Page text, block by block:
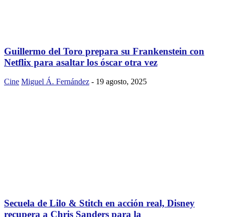
Guillermo del Toro prepara su Frankenstein con
Netflix para asaltar los óscar otra vez
Cine Miguel Á. Fernández - 19 agosto, 2025
Secuela de Lilo & Stitch en acción real, Disney
recupera a Chris Sanders para la